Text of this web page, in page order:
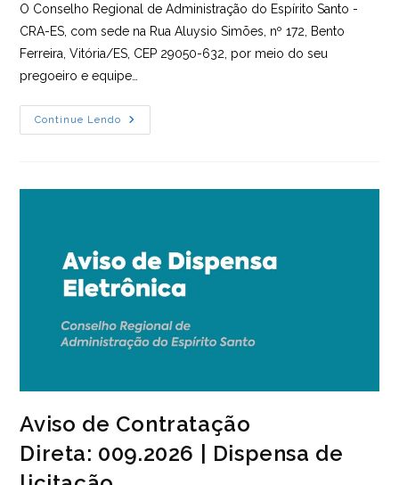
O Conselho Regional de Administração do Espírito Santo -
CRA-ES, com sede na Rua Aluysio Simões, nº 172, Bento
Ferreira, Vitória/ES, CEP 29050-632, por meio do seu
pregoeiro e equipe…
Continue Lendo
Pregão
Eletrônico: 005/2026
Aviso de Contratação
Direta: 009.2026 | Dispensa de